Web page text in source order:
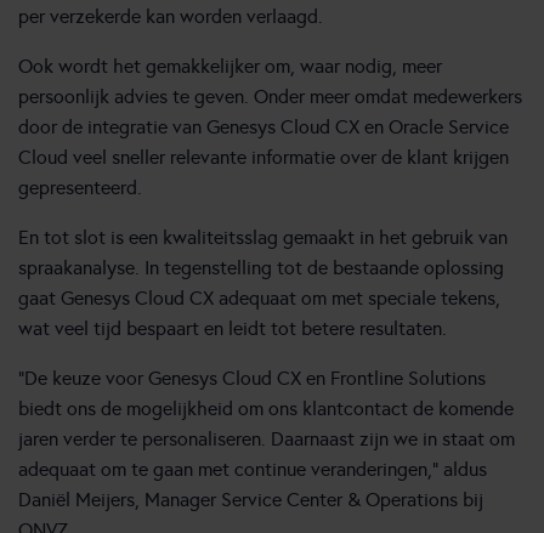
per verzekerde kan worden verlaagd.
Ook wordt het gemakkelijker om, waar nodig, meer
persoonlijk advies te geven. Onder meer omdat medewerkers
door de integratie van Genesys Cloud CX en Oracle Service
Cloud veel sneller relevante informatie over de klant krijgen
gepresenteerd.
En tot slot is een kwaliteitsslag gemaakt in het gebruik van
spraakanalyse. In tegenstelling tot de bestaande oplossing
gaat Genesys Cloud CX adequaat om met speciale tekens,
wat veel tijd bespaart en leidt tot betere resultaten.
“De keuze voor Genesys Cloud CX en Frontline Solutions
biedt ons de mogelijkheid om ons klantcontact de komende
jaren verder te personaliseren. Daarnaast zijn we in staat om
adequaat om te gaan met continue veranderingen,” aldus
Daniël Meijers, Manager Service Center & Operations bij